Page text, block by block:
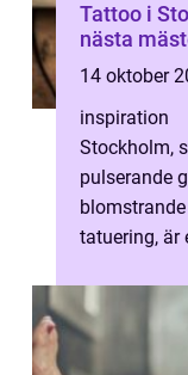
Tattoo i
nästa
14 oktober
inspiration
Stockholm,
pulserande
tatuering, är